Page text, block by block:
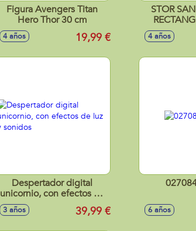
Figura Avengers Titan
Hero Thor 30 cm
4 años 19,99 €
STOR
COMIC
4 años
Despertador digital
unicornio, con efectos de
luz y sonidos
3 años 39,99 € 6 años